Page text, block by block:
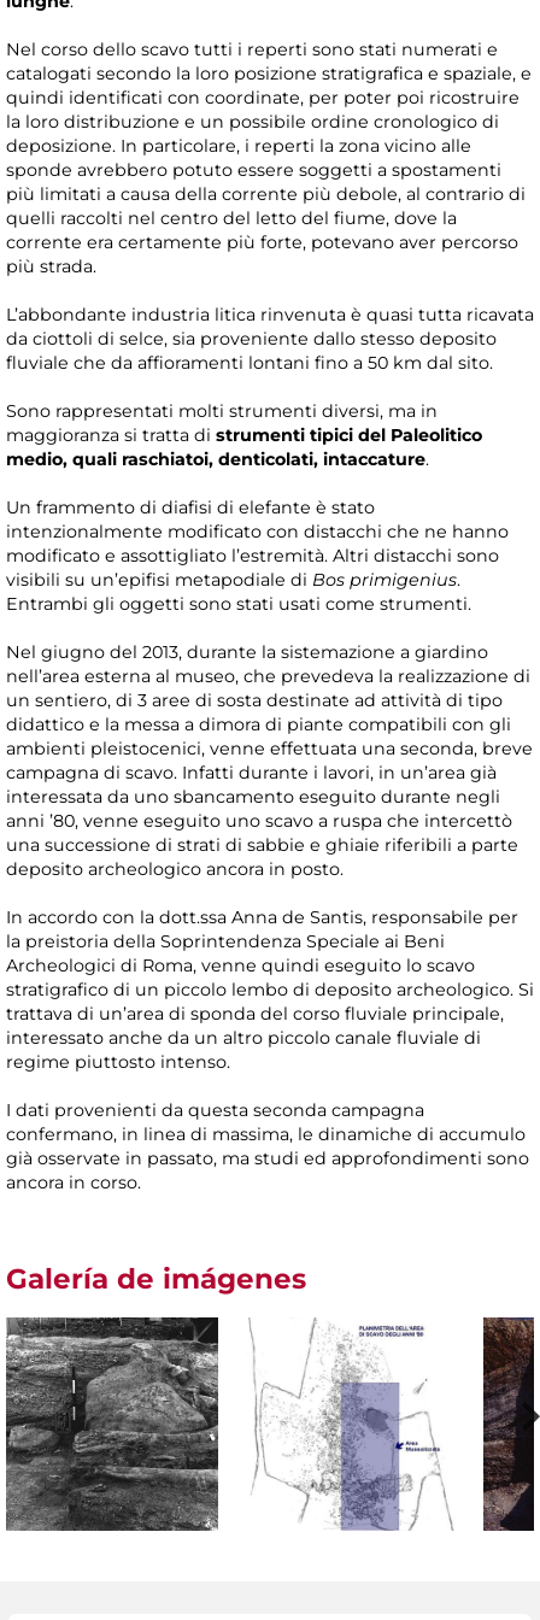
Nel corso dello scavo tutti i reperti sono stati numerati e
catalogati secondo la loro posizione stratigrafica e spaziale, e
quindi identificati con coordinate, per poter poi ricostruire
la loro distribuzione e un possibile ordine cronologico di
deposizione. In particolare, i reperti la zona vicino alle
sponde avrebbero potuto essere soggetti a spostamenti
più limitati a causa della corrente più debole, al contrario di
quelli raccolti nel centro del letto del fiume, dove la
corrente era certamente più forte, potevano aver percorso
più strada.
L’abbondante industria litica rinvenuta è quasi tutta ricavata
da ciottoli di selce, sia proveniente dallo stesso deposito
fluviale che da affioramenti lontani fino a 50 km dal sito.
Sono rappresentati molti strumenti diversi, ma in
maggioranza si tratta di strumenti tipici del Paleolitico
medio, quali raschiatoi, denticolati, intaccature.
Un frammento di diafisi di elefante è stato
intenzionalmente modificato con distacchi che ne hanno
modificato e assottigliato l’estremità. Altri distacchi sono
visibili su un’epifisi metapodiale di Bos primigenius.
Entrambi gli oggetti sono stati usati come strumenti.
Nel giugno del 2013, durante la sistemazione a giardino
nell’area esterna al museo, che prevedeva la realizzazione di
un sentiero, di 3 aree di sosta destinate ad attività di tipo
didattico e la messa a dimora di piante compatibili con gli
ambienti pleistocenici, venne effettuata una seconda, breve
campagna di scavo. Infatti durante i lavori, in un’area già
interessata da uno sbancamento eseguito durante negli
anni ’80, venne eseguito uno scavo a ruspa che intercettò
una successione di strati di sabbie e ghiaie riferibili a parte
deposito archeologico ancora in posto.
In accordo con la dott.ssa Anna de Santis, responsabile per
la preistoria della Soprintendenza Speciale ai Beni
Archeologici di Roma, venne quindi eseguito lo scavo
stratigrafico di un piccolo lembo di deposito archeologico. Si
trattava di un’area di sponda del corso fluviale principale,
interessato anche da un altro piccolo canale fluviale di
regime piuttosto intenso.
I dati provenienti da questa seconda campagna
confermano, in linea di massima, le dinamiche di accumulo
già osservate in passato, ma studi ed approfondimenti sono
ancora in corso.
Galería de imágenes